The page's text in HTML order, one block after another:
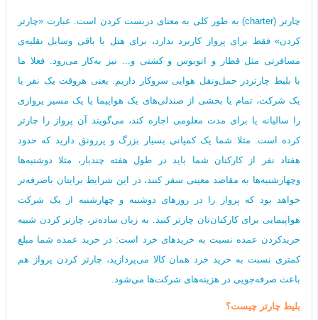
چارتر (charter) به طور کلی به معنای دربست کردن است. عبارت «چارتر
کردن» فقط برای پرواز کاربرد ندارد، برای هتل یا باقی وسایل نقلیه‌ی
مسافرتی مثل قطار و اتوبوس و کشتی و... نیز به‌کار می‌رود. فعلا ما
با بلیط چارتردر حمل‌ونقل هوایی سروکار داریم. یعنی هروقت یک نفر یا
یک شرکت، تمام یا بخشی از صندلی‌های یک هواپیما یا یک مسیر پروازی
را سالیانه یا برای مدت معلومی اجاره کند، می‌گویند آن پرواز را چارتر
کرده است. مثلا شما یک کمپانی بسیار بزرگ و پررونق دارید که حدود
هفتاد نفر از کارکنان شما باید در طول هفته چندبار، مثلا دوشنبه‌ها
وچهارشنبه‌ها به مقاصد معینی سفر کنند، در این شرایط برایتان باصرفه‌تر
خواهد بود که پرواز را در روزهای دوشنبه و چهارشنبه از یک شرکت
هواپیمایی برای کارکنان‌تان چارتر کنید. به زبان ساده‌تر، چارتر کردن شبیه
خریدکردن عمده نسبت به خریدهای خرد است: در خرید عمده شما مبلغ
کمتری نسبت به خرید خرد همان کالا می‌‌پردازید، چارتر کردن پرواز هم
باعث صرفه‌جویی در هزینه‌های شرکت‌ها می‌شود.
بلیط چارتر چیست؟